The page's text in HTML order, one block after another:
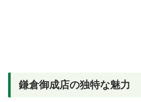
鎌倉御成店の独特な魅力